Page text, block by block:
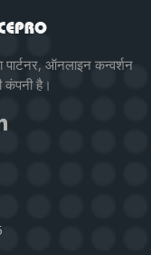
ऑनलाइन कन्वर्शन
है।